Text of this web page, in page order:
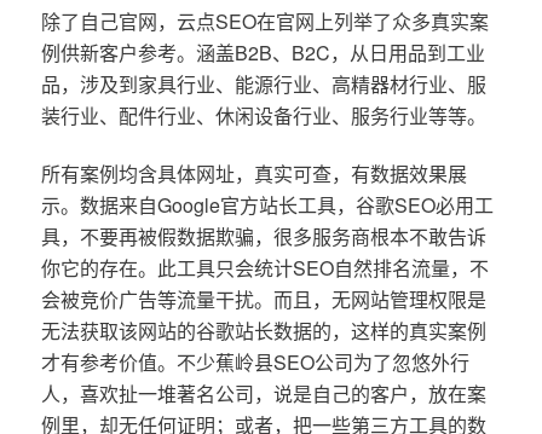
除了自己官网，云点SEO在官网上列举了众多真实案
例供新客户参考。涵盖B2B、B2C，从日用品到工业
品，涉及到家具行业、能源行业、高精器材行业、服
装行业、配件行业、休闲设备行业、服务行业等等。
所有案例均含具体网址，真实可查，有数据效果展
示。数据来自Google官方站长工具，谷歌SEO必用工
具，不要再被假数据欺骗，很多服务商根本不敢告诉
你它的存在。此工具只会统计SEO自然排名流量，不
会被竞价广告等流量干扰。而且，无网站管理权限是
无法获取该网站的谷歌站长数据的，这样的真实案例
才有参考价值。不少蕉岭县SEO公司为了忽悠外行
人，喜欢扯一堆著名公司，说是自己的客户，放在案
例里，却无任何证明；或者，把一些第三方工具的数